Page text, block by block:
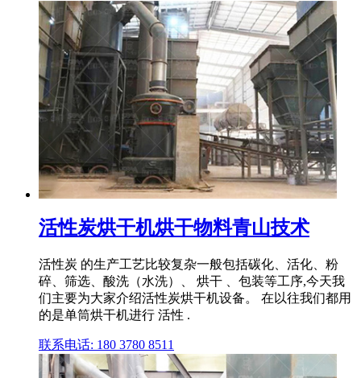
活性炭烘干机烘干物料青山技术
活性炭 的生产工艺比较复杂一般包括碳化、活化、粉
碎、筛选、酸洗（水洗）、 烘干 、包装等工序,今天我
们主要为大家介绍活性炭烘干机设备。 在以往我们都用
的是单筒烘干机进行 活性 .
联系电话: 180 3780 8511